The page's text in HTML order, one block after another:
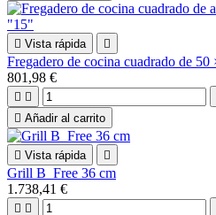
 Vista rápida 
Fregadero de cocina cuadrado de
801,98 €
 
 Añadir al carrito
 Vista rápida 
Grill B_Free 36 cm
1.738,41 €
 